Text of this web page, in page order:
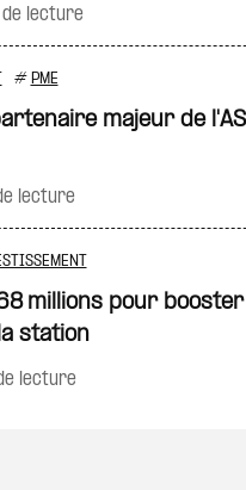
de lecture
# PME
majeur de
lecture
millions pour booster
station
lecture